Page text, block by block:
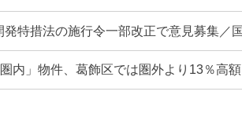
発特措法の施行令一部改正で意見募集／